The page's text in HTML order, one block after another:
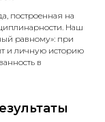
построенная на
Наш
равному»: при
и личную историю
в